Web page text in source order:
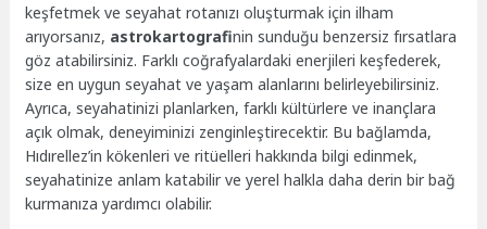
keşfetmek ve seyahat rotanızı oluşturmak için ilham
arıyorsanız, astrokartografinin sunduğu benzersiz fırsatlara
göz atabilirsiniz. Farklı coğrafyalardaki enerjileri keşfederek,
size en uygun seyahat ve yaşam alanlarını belirleyebilirsiniz.
Ayrıca, seyahatinizi planlarken, farklı kültürlere ve inançlara
açık olmak, deneyiminizi zenginleştirecektir. Bu bağlamda,
Hıdırellez’in kökenleri ve ritüelleri hakkında bilgi edinmek,
seyahatinize anlam katabilir ve yerel halkla daha derin bir bağ
kurmanıza yardımcı olabilir.